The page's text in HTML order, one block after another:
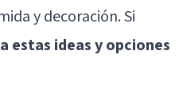
y decoración. Si
estas ideas y opciones